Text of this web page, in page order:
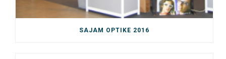
SAJAM OPTIKE 2016